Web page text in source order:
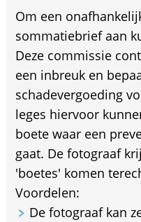
Om een
sommatiebrief aan
Deze commissie
een inbreuk en
schadevergoeding
leges hiervoor
boete waar een
gaat. De fotograaf
'boetes' komen
Voordelen:
De fotograaf kan